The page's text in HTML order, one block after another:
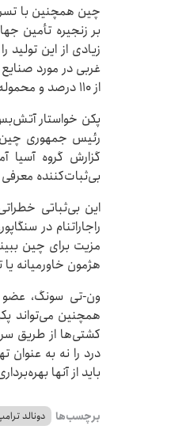
چین همچنین با
بر زنجیره تأمین
زیادی از این
غربی در مورد
از ۱۱۰ درصد و محموله‌های خورشیدی در ماه آوریل ۶۰ درصد افزایش یافت.
پکن خواستار
رئیس جمهوری چین،
گزارش گروه آسیا
بی‌ثبات‌کننده‌
این بی‌ثباتی
راجاراتنام در
مزیت برای چین
هژمون خاورمیانه
ون-تی سونگ، عضو
همچنین می‌تواند
کشتی‌ها از طریق
درد را نه به
باید از آنها
برچسب‌ها دونالد